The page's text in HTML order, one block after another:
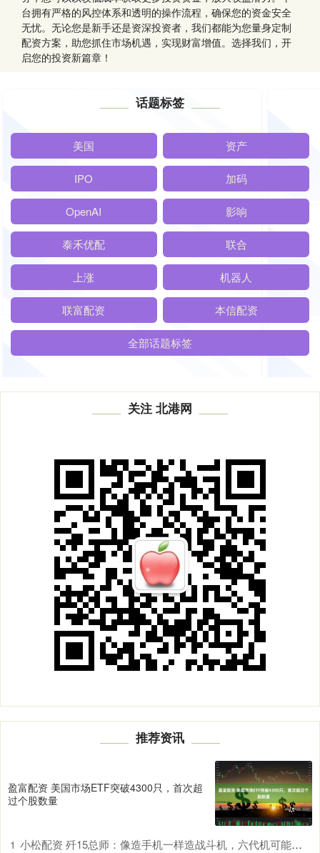
台拥有严格的风控体系和透明的操作流程，确保您的资金安全
无忧。无论您是新手还是资深投资者，我们都能为您量身定制
配资方案，助您抓住市场机遇，实现财富增值。选择我们，开
启您的投资新篇章！
话题标签
美国 资产
IPO 加码
OpenAI 影响
泰禾优配 联合
上涨 机器人
联富配资 本信配资
全部话题标签
关注 北港网
推荐资讯
盈富配资 美国市场ETF突破4300只，首次超
过个股数量
1 小松配资 歼15总师：像造手机一样造战斗机，六代机可能两年后就会服役